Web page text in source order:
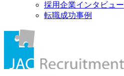
採用企業インタビュー
転職成功事例